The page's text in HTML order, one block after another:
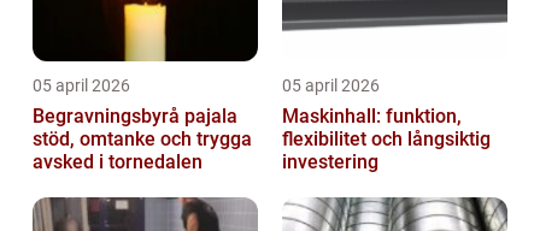
05 april 2026
Begravningsbyrå pajala
stöd, omtanke och trygga
avsked i tornedalen
05 april 2026
Maskinhall: funktion,
flexibilitet och långsiktig
investering